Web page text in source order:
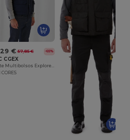
€ 57,85 € -65%
CGEX
CORES